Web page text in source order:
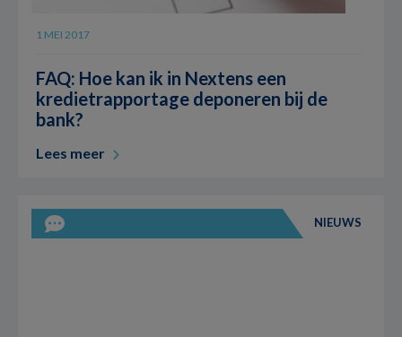
1 MEI 2017
FAQ: Hoe kan ik in Nextens een
kredietrapportage deponeren bij de
bank?
Lees meer
NIEUWS